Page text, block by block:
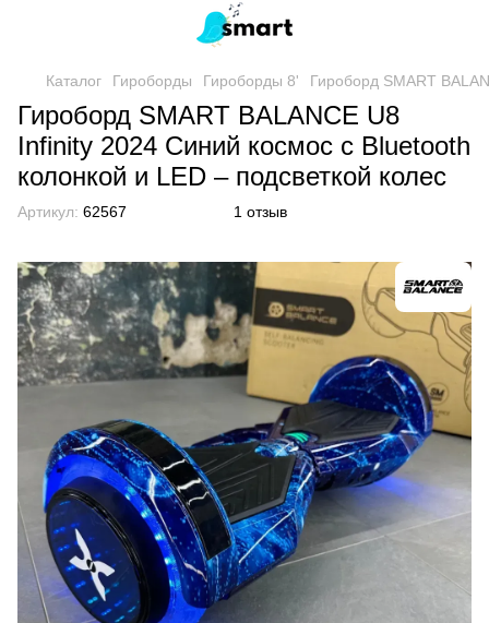
Каталог Гироборды Гироборды 8' Гироборд SMART
Гироборд SMART BALANCE U8
Infinity 2024 Синий космос с Bluetooth
колонкой и LED – подсветкой колес
Артикул: 62567 1 отзыв